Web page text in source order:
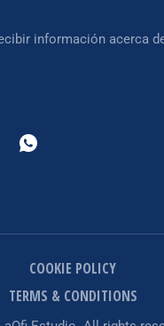
información acerca
COOKIE POLICY
TERMS & CONDITIONS